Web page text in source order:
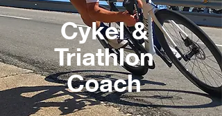
Cykel &
Triathlon
Coach